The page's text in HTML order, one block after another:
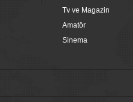
Tv ve Magazin
Amatör
Sinema